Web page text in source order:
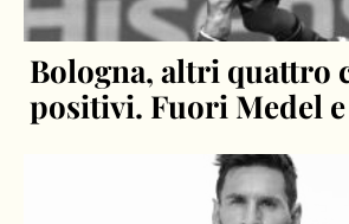
Bologna, altri quattro
positivi. Fuori Medel